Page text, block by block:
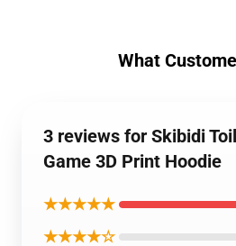
What
3 reviews for Skibidi
Game 3D Print Hoodie
★★★★★
★★★★☆